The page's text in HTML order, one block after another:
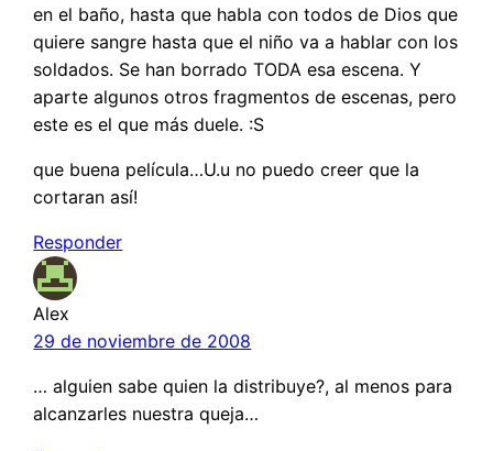
en el baño, hasta que habla con todos de Dios que
quiere sangre hasta que el niño va a hablar con los
soldados. Se han borrado TODA esa escena. Y
aparte algunos otros fragmentos de escenas, pero
este es el que más duele. :S
que buena película…U.u no puedo creer que la
cortaran así!
Responder
Alex
29 de noviembre de 2008
… alguien sabe quien la distribuye?, al menos para
alcanzarles nuestra queja…